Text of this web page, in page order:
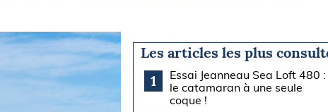
Les articles les plus
1
Essai Jeanneau Sea Loft 480 :
le catamaran à une seule
coque !